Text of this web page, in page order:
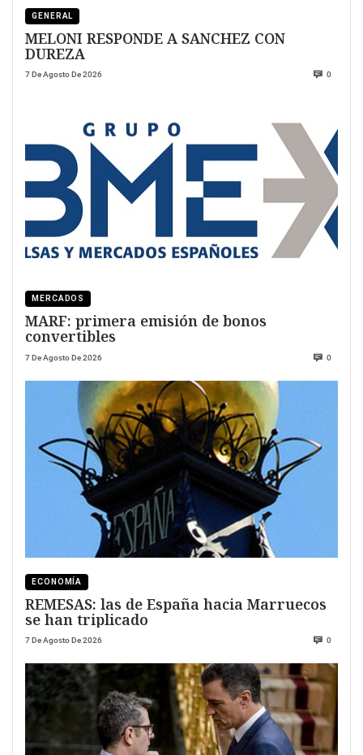
GENERAL
MELONI RESPONDE A SANCHEZ CON
DUREZA
7 De Agosto De 2026 0
MERCADOS
MARF: primera emisión de bonos
convertibles
7 De Agosto De 2026 0
ECONOMÍA
REMESAS: las de España hacia Marruecos
se han triplicado
7 De Agosto De 2026 0